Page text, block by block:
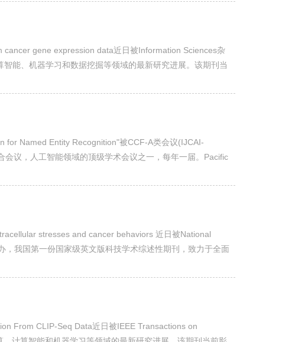
gene expression data近日被Information Sciences杂
能、机器学习和数据挖掘等领域的最新研究进展。该期刊当
for Named Entity Recognition"被CCF-A类会议(IJCAI-
议，人工智能领域的顶级学术会议之一，每年一届。Pacific
stresses and cancer behaviors 近日被National
我国第一份国家级英文版科技学术综述性期刊，致力于全面
From CLIP-Seq Data近日被IEEE Transactions on